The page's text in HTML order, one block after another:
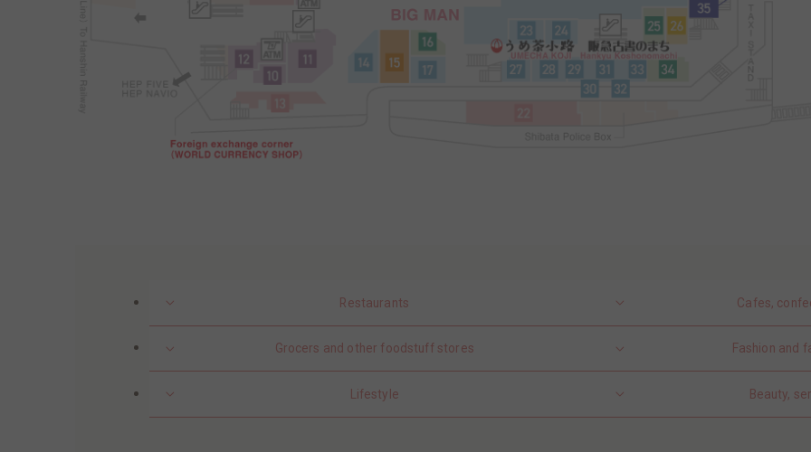
Restaurants Cafes,
Grocers and other foodstuff stores Fashion and
Lifestyle Beauty,